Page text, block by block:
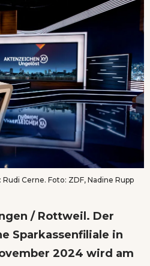
Cerne. Foto: ZDF, Nadine Rupp
/ Rottweil. Der
Sparkassenfiliale in
2024 wird am